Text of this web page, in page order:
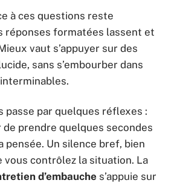
à ces questions reste
réponses formatées lassent et
vaut s’appuyer sur des
sans s’embourber dans
passe par quelques réflexes :
prendre quelques secondes
Un silence bref, bien
vous contrôlez la situation. La
d’embauche s’appuie sur